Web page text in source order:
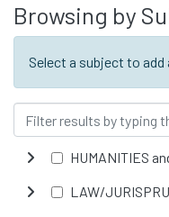
Browsing by
Select a subject to
HUMANITIES
LAW/